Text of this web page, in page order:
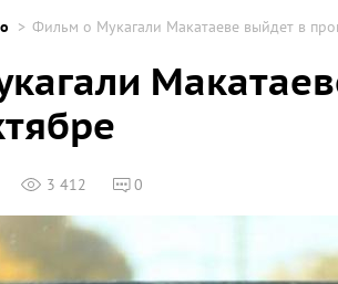
Фильм о Мукагали Макатаеве выйдет в
3 412 0